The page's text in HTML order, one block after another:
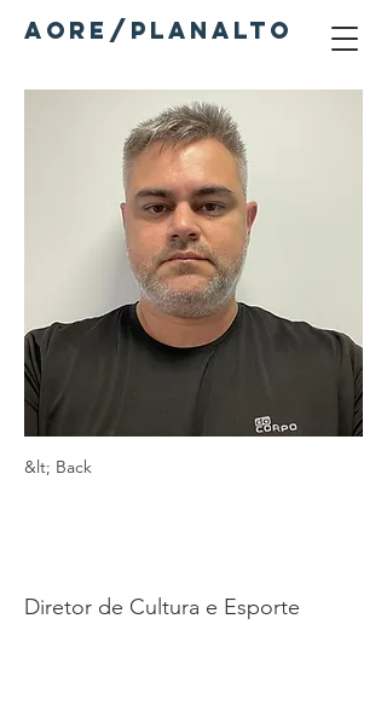
AORE/PLANALTO
&lt; Back
Diretor de Cultura e Esporte